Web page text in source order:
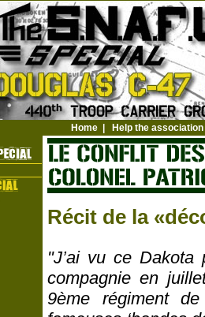
Home Help the association
Récit de la
"J’ai vu ce
compagnie en
9ème régiment